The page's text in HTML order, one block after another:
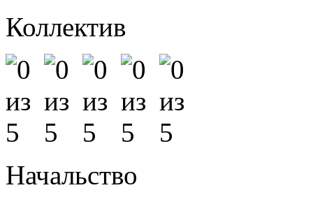
Коллектив
Начальство